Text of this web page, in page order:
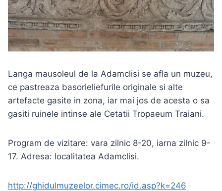
Langa mausoleul de la Adamclisi se afla un muzeu,
ce pastreaza basorieliefurile originale si alte
artefacte gasite in zona, iar mai jos de acesta o sa
gasiti ruinele intinse ale Cetatii Tropaeum Traiani.
Program de vizitare: vara zilnic 8-20, iarna zilnic 9-
17. Adresa: localitatea Adamclisi.
http://ghidulmuzeelor.cimec.ro/id.asp?k=246